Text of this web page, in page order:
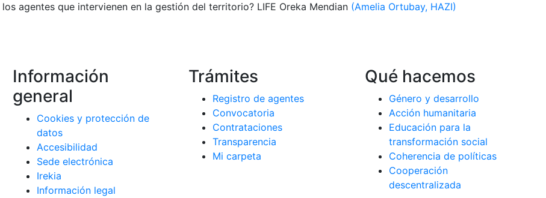
agentes que intervienen en la gestión del territorio? LIFE Oreka Mendian (Amelia Ortubay, HAZI)
Información
general
Cookies y protección de
datos
Accesibilidad
Sede electrónica
Irekia
Información legal
Trámites
Registro de agentes
Convocatoria
Contrataciones
Transparencia
Mi carpeta
Qué hacemos
Género y desarrollo
Acción humanitaria
Educación para la
transformación social
Coherencia de políticas
Cooperación
descentralizada